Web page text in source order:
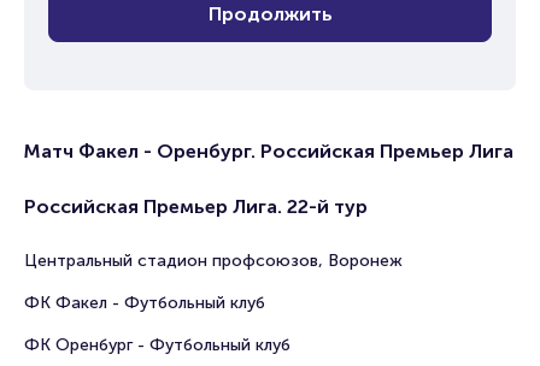
Продолжить
Матч Факел - Оренбург. Российская Премьер Лига
Российская Премьер Лига. 22-й тур
Центральный стадион профсоюзов, Воронеж
ФК Факел - Футбольный клуб
ФК Оренбург - Футбольный клуб